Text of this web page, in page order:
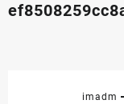
imadm